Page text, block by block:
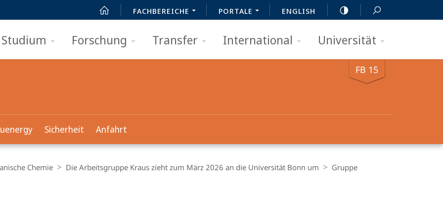
FACHBEREICHE PORTALE ENGLISH
Studium Forschung Transfer International Universität
FB 15
Sicherheit Anfahrt
Chemie Die Arbeitsgruppe Kraus zieht zum März 2026 an die Universität Bonn um
Gruppe